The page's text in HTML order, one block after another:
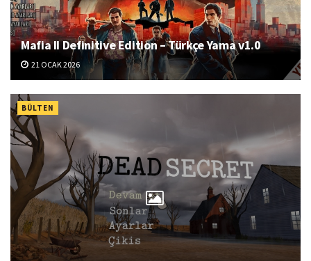
Mafia II Definitive Edition – Türkçe Yama v1.0
21 OCAK 2026
BÜLTEN